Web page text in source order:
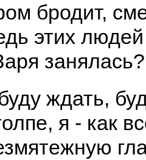
бродит,
этих людей
занялась?
ждать,
я - как